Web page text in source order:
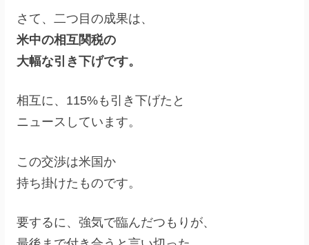
さて、二つ目の成果は、
米中の相互関税の
大幅な引き下げです。
相互に、115%も引き下げたと
ニュースしています。
この交渉は米国か
持ち掛けたものです。
要するに、強気で臨んだつもりが、